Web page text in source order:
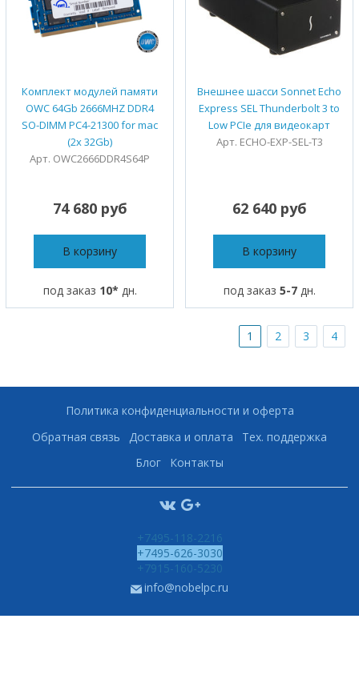
Комплект модулей памяти
OWC 64Gb 2666MHZ DDR4
SO-DIMM PC4-21300 for mac
(2x 32Gb)
Арт. OWC2666DDR4S64P
74 680 руб
В корзину
под заказ 10* дн.
Внешнее шасси Sonnet Echo
Express SEL Thunderbolt 3 to
Low PCIe для видеокарт
Арт. ECHO-EXP-SEL-T3
62 640 руб
В корзину
под заказ 5-7дн.
1 2 3 4
Политика конфиденциальности и оферта
Обратная связь
Доставка и оплата
Тех. поддержка
Блог
Контакты
+7495-118-2216
+7495-626-3030
+7915-160-5230
info@nobelpc.ru